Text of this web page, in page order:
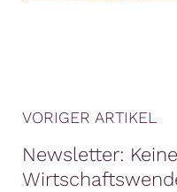
VORIGER ARTIKEL
Newsletter: